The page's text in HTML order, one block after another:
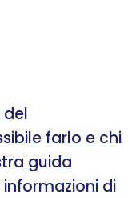
farlo e chi
guida
di